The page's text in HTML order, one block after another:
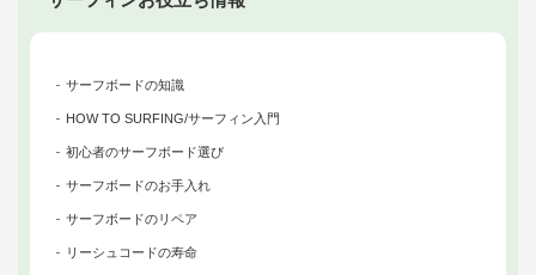
サーフボードの知識
HOW TO SURFING/サーフィン入門
初心者のサーフボード選び
サーフボードのお手入れ
サーフボードのリペア
リーシュコードの寿命